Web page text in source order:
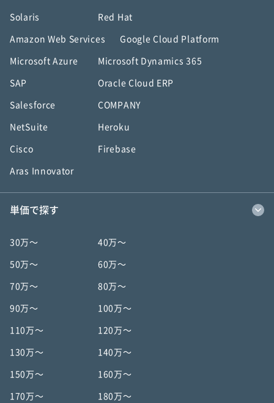
Solaris Red Hat
Amazon Web Services Google Cloud Platform
Microsoft Azure Microsoft Dynamics 365
SAP Oracle Cloud ERP
Salesforce COMPANY
NetSuite Heroku
Cisco Firebase
Aras Innovator
単価で探す
30万〜 40万〜
50万〜 60万〜
70万〜 80万〜
90万〜 100万〜
110万〜 120万〜
130万〜 140万〜
150万〜 160万〜
170万〜 180万〜